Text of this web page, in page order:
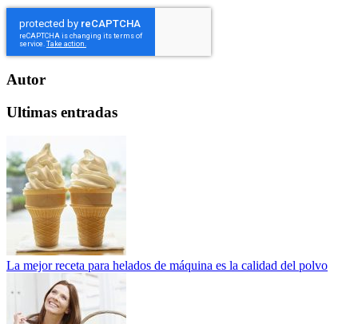
Autor
Ultimas entradas
La mejor receta para helados de máquina es la calidad del polvo